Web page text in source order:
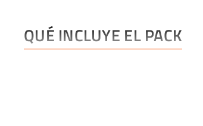
QUÉ INCLUYE EL PACK